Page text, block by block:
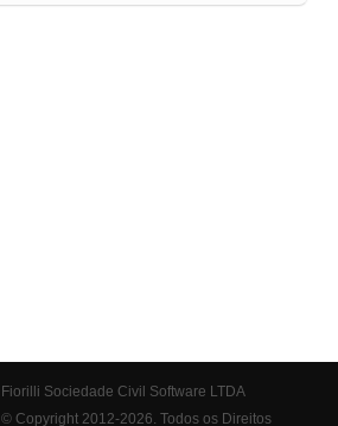
Fiorilli Sociedade Civil Software LTDA
© Copyright 2012-2026. Todos os Direitos